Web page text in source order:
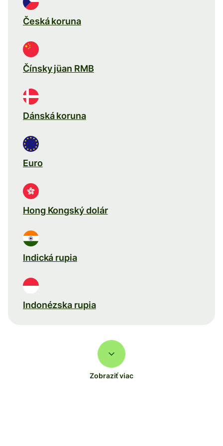
Česká koruna
Čínsky jüan RMB
Dánská koruna
Euro
Hong Kongský dolár
Indická rupia
Indonézska rupia
Zobraziť viac